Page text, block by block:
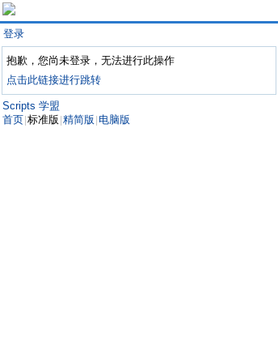
登录
抱歉，您尚未登录，无法进行此操作
点击此链接进行跳转
Scripts 学盟
首页 标准版 精简版 电脑版